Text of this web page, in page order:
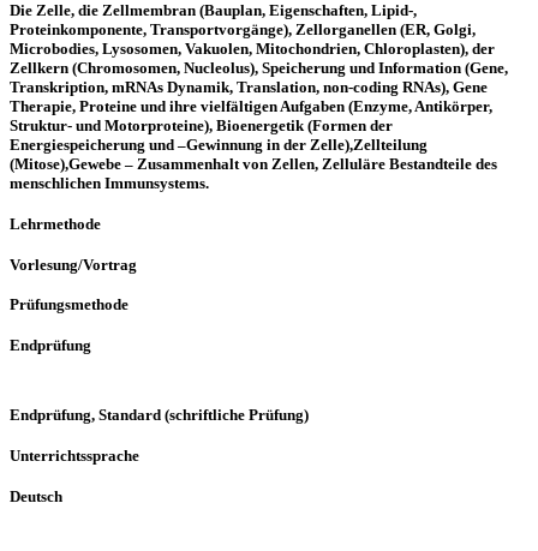
Die Zelle, die Zellmembran (Bauplan, Eigenschaften, Lipid-,
Proteinkomponente, Transportvorgänge), Zellorganellen (ER, Golgi,
Microbodies, Lysosomen, Vakuolen, Mitochondrien, Chloroplasten), der
Zellkern (Chromosomen, Nucleolus), Speicherung und Information (Gene,
Transkription, mRNAs Dynamik, Translation, non-coding RNAs), Gene
Therapie, Proteine und ihre vielfältigen Aufgaben (Enzyme, Antikörper,
Struktur- und Motorproteine), Bioenergetik (Formen der
Energiespeicherung und –Gewinnung in der Zelle),Zellteilung
(Mitose),Gewebe – Zusammenhalt von Zellen, Zelluläre Bestandteile des
menschlichen Immunsystems.
Lehrmethode
Vorlesung/Vortrag
Prüfungsmethode
Endprüfung
Endprüfung, Standard (schriftliche Prüfung)
Unterrichtssprache
Deutsch